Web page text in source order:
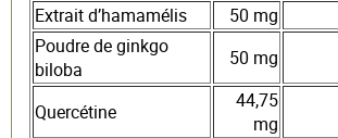
Extrait d’hamamélis
50 mg
Poudre de ginkgo
biloba
50 mg
Quercétine
44,75
mg